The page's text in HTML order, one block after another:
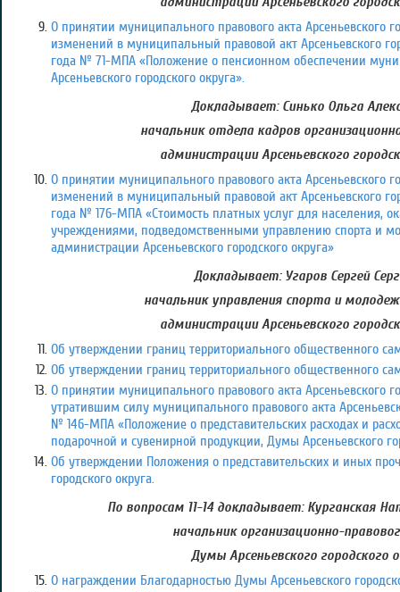
О принятии муниципального правового акта Арсеньевского
изменений в муниципальный правовой акт Арсеньевского
года № 71-МПА «Положение о пенсионном обеспечении
Арсеньевского городского округа».
Докладывает: Синько Ольга
начальник отдела кадров
администрации Арсеньевского
О принятии муниципального правового акта Арсеньевского
изменений в муниципальный правовой акт Арсеньевского
года № 176-МПА «Стоимость платных услуг для населения,
учреждениями, подведомственными управлению спорта и
администрации Арсеньевского городского округа»
Докладывает: Угаров Сергей
начальник управления спорта и
администрации Арсеньевского
Об утверждении границ территориального общественного
Об утверждении границ территориального общественного
О принятии муниципального правового акта Арсеньевского
утратившим силу муниципального правового акта
№ 146-МПА «Положение о представительских расходах и
подарочной и сувенирной продукции, Думы Арсеньевского
Об утверждении Положения о представительских и иных
городского округа.
По вопросам 11-14 докладывает: Курганская
начальник организационно-
Думы Арсеньевского городского
О награждении Благодарностью Думы Арсеньевского